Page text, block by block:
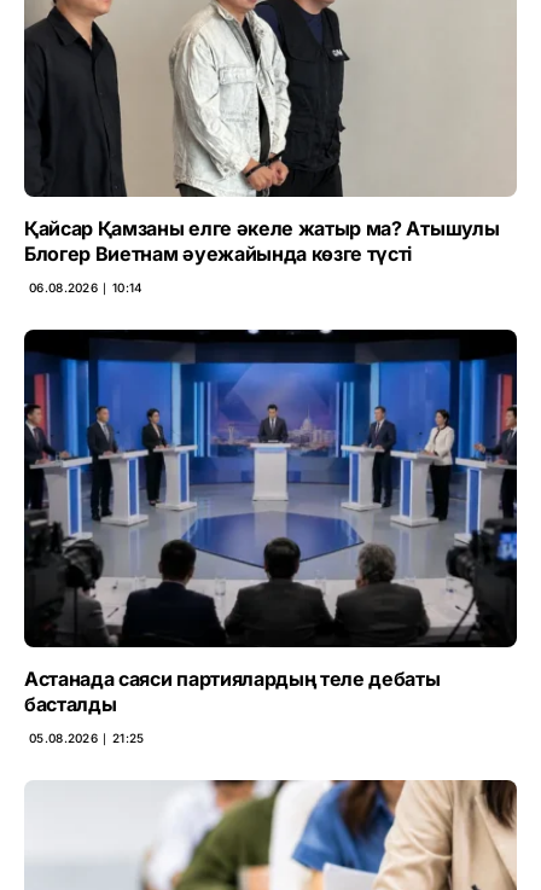
Қайсар Қамзаны елге әкеле жатыр ма? Атышулы
Блогер Виетнам әуежайында көзге түсті
06.08.2026 ∣ 10:14
Астанада саяси партиялардың теле дебаты
басталды
05.08.2026 ∣ 21:25